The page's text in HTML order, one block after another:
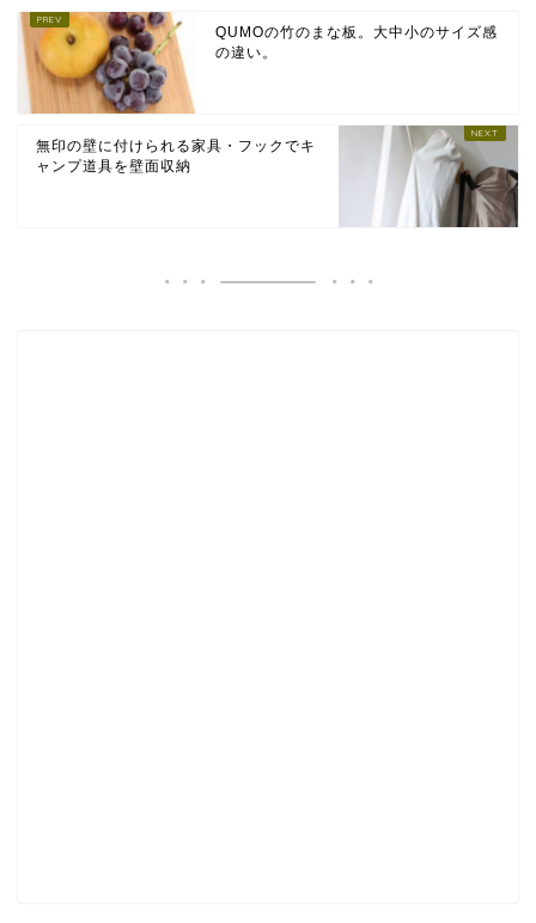
QUMOの竹のまな板。大中小のサイズ感
の違い。
無印の壁に付けられる家具・フックでキ
ャンプ道具を壁面収納